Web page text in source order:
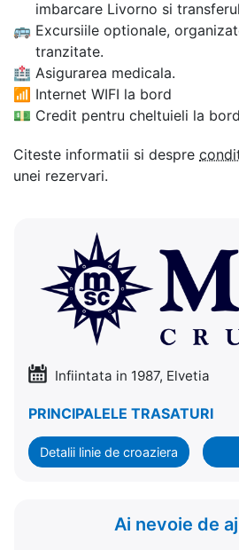
imbarcare Livorno si
🚌 Excursiile optionale,
tranzitate.
🏥 Asigurarea medicala.
📶 Internet WIFI la bord
💵 Credit pentru cheltuieli la bord
Citeste informatii si despre
unei rezervari.
Infiintata in 1987, Elvetia
PRINCIPALELE TRASATURI
Detalii linie de croaziera
Ai nevoie de